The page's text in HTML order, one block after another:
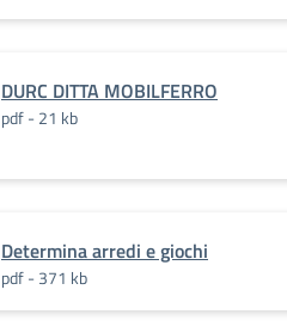
DURC DITTA MOBILFERRO
pdf - 21 kb
Determina arredi e giochi
pdf - 371 kb